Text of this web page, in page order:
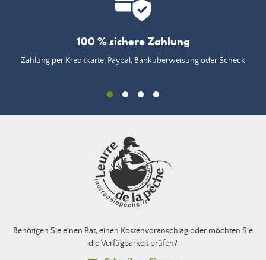
100 % sichere Zahlung
Zahlung per Kreditkarte, Paypal, Banküberweisung oder Scheck
Benötigen Sie einen Rat, einen Kostenvoranschlag oder möchten Sie
die Verfügbarkeit prüfen?